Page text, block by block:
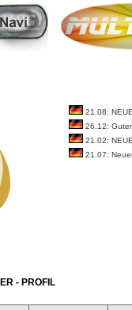
21.08:
26.12:
21.02:
21.07:
- PROFIL